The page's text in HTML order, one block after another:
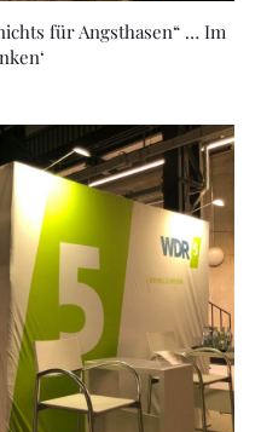
für Angsthasen“ … Im